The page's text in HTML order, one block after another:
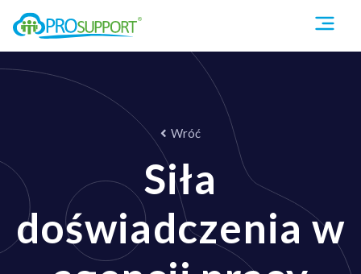
Wróć
Siła
doświadczenia w